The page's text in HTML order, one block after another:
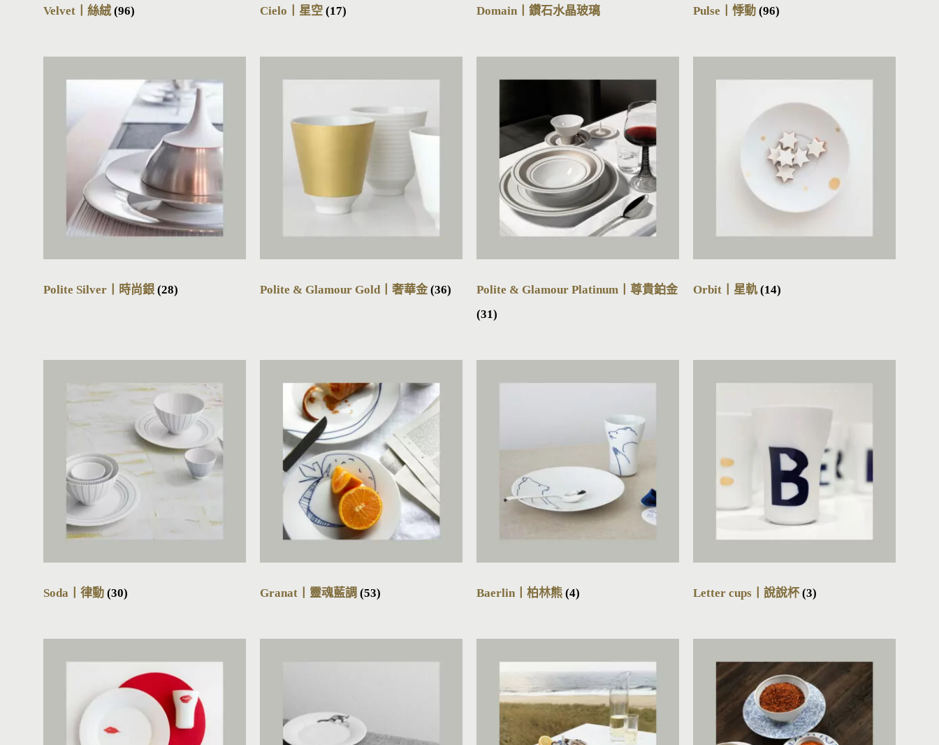
Velvet丨絲絨(96) Cielo丨星空 (17) Domain丨鑽石水晶玻璃 Pulse丨悸動 (96)
Polite Silver丨時尚銀 (28) Polite & Glamour Gold丨奢華金(36)
Polite & Glamour Platinum丨尊貴鉑金
(31)
Orbit丨星軌(14)
Soda丨律動 (30) Granat丨靈魂藍調 (53) Baerlin丨柏林熊 (4) Letter cups丨說說杯(3)